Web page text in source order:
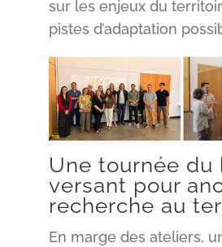
sur les enjeux du
pistes d’adaptation
Une tournée du
versant pour
recherche au
En marge des ateliers,